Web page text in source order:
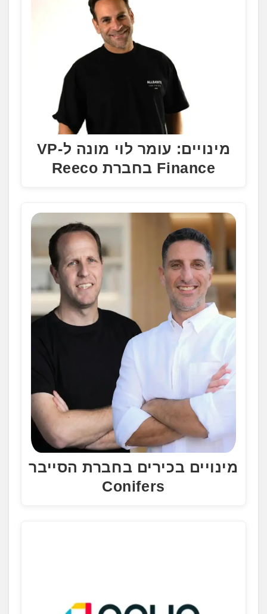
מינויים: עומר לוי מונה ל-VP
Finance בחברת Reeco
מינויים בכירים בחברת הסייבר
Conifers